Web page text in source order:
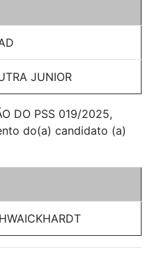
JUNIOR
DO PSS 019/2025,
do(a) candidato (a)